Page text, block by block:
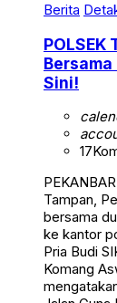
Berita
POLSEK
Sini!
17
Tampan,
bersama
ke kantor
Pria Budi
Komang